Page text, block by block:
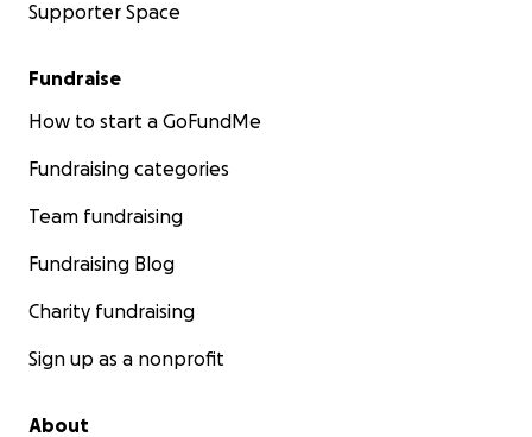
Supporter Space
Fundraise
How to start a GoFundMe
Fundraising categories
Team fundraising
Fundraising Blog
Charity fundraising
Sign up as a nonprofit
About